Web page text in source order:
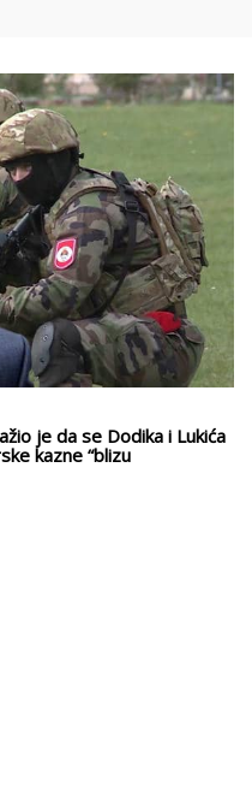
je da se Dodika i Lukića
kazne “blizu